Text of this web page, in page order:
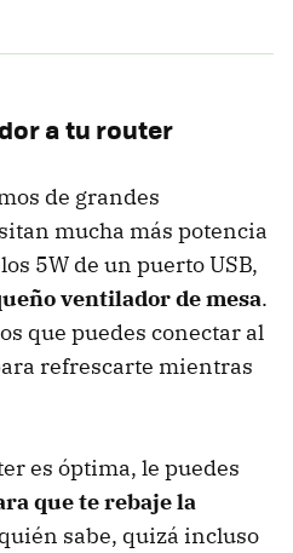
a tu router
de grandes
mucha más potencia
5W de un puerto USB,
ventilador de mesa.
que puedes conectar al
refrescarte mientras
es óptima, le puedes
que te rebaje la
sabe, quizá incluso